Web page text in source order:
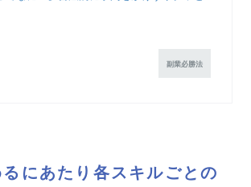
副業必勝法
にあたり各スキルごとの